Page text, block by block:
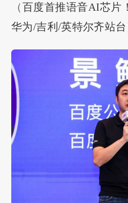
（ 百度首推语音AI芯片
华为/吉利/英特尔齐站台